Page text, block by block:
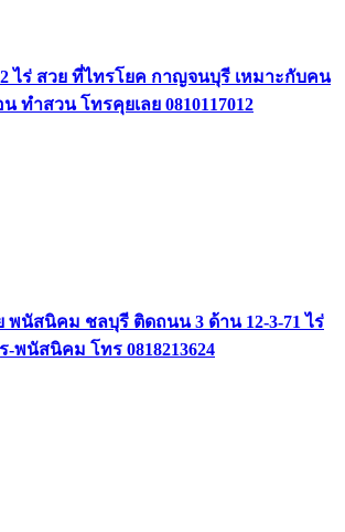
ไร่ สวย ที่ไทรโยค กาญจนบุรี เหมาะกับคน
ทำสวน โทรคุยเลย 0810117012
พนัสนิคม ชลบุรี ติดถนน 3 ด้าน 12-3-71 ไร่
-พนัสนิคม โทร 0818213624